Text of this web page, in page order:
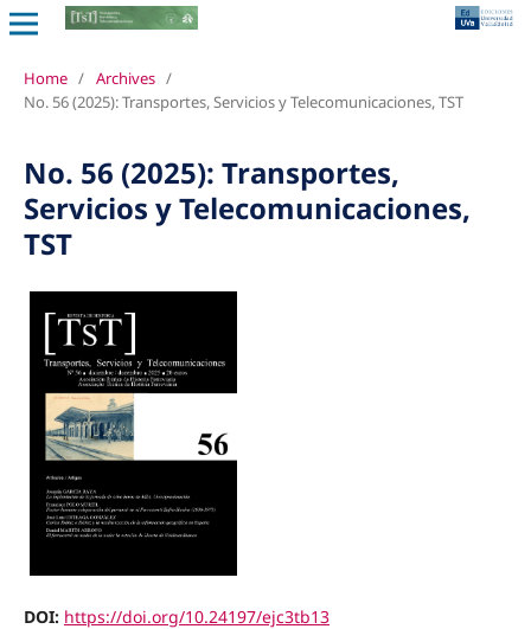
Home / Archives /
No. 56 (2025): Transportes, Servicios y Telecomunicaciones, TST
No. 56 (2025): Transportes,
Servicios y Telecomunicaciones,
TST
DOI: https://doi.org/10.24197/ejc3tb13